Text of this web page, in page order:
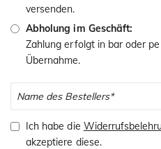
versenden.
Abholung im Geschäft:
Zahlung erfolgt in bar oder
Übernahme.
Ich habe die
akzeptiere diese.